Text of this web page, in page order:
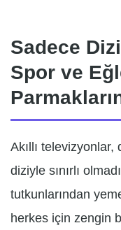
Sadece
Spor ve
Akıllı
diziyle sınırlı
tutkunlarından
herkes için zengin